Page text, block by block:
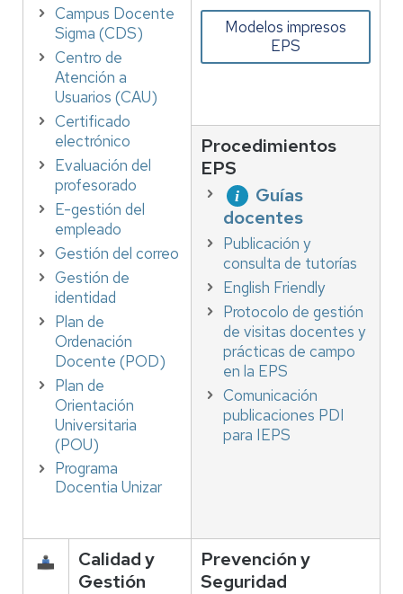
Campus Docente
Sigma (CDS)
Centro de
Atención a
Usuarios (CAU)
Certificado
electrónico
Evaluación del
profesorado
E-gestión del
empleado
Gestión del correo
Gestión de
identidad
Plan de
Ordenación
Docente (POD)
Plan de
Orientación
Universitaria
(POU)
Programa
Docentia Unizar
Modelos impresos
EPS
Procedimientos
EPS
Guías
docentes
Publicación y
consulta de tutorías
English Friendly
Protocolo de gestión
de visitas docentes y
prácticas de campo
en la EPS
Comunicación
publicaciones PDI
para IEPS
Calidad y
Gestión
Prevención y
Seguridad